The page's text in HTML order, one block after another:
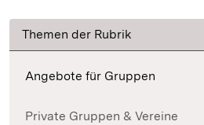
Themen der Rubrik
Angebote für Gruppen
Private Gruppen & Vereine